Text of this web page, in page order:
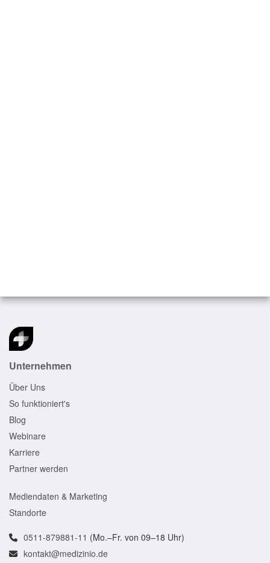
Unternehmen
Über Uns
So funktioniert's
Blog
Webinare
Karriere
Partner werden
Mediendaten & Marketing
Standorte
0511-879881-11 (Mo.–Fr. von 09–18 Uhr)
kontakt@medizinio.de